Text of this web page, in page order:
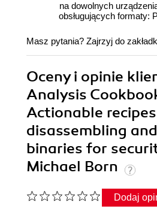
na dowolnych
obsługujących formaty:
Masz pytania? Zajrzyj do
Oceny i opinie
Analysis
Actionable
disassembling
binaries for
Michael Born
Dodaj